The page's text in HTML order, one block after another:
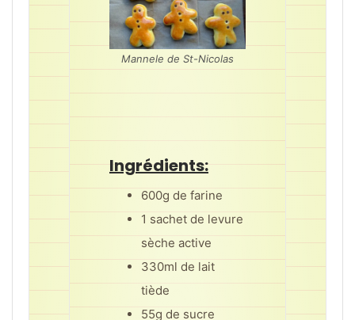
Mannele de St-Nicolas
Ingrédients:
600g de farine
1 sachet de levure
sèche active
330ml de lait
tiède
55g de sucre